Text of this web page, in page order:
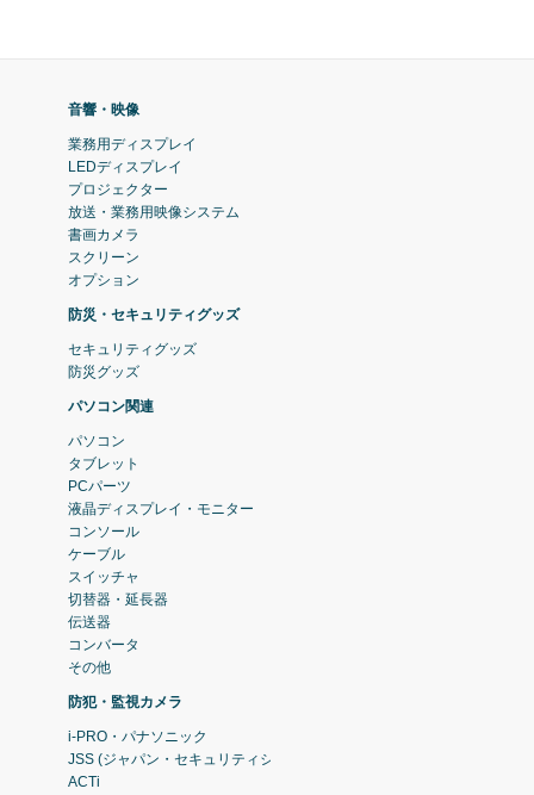
音響・映像
業務用ディスプレイ
LEDディスプレイ
プロジェクター
放送・業務用映像システム
書画カメラ
スクリーン
オプション
防災・セキュリティグッズ
セキュリティグッズ
防災グッズ
パソコン関連
パソコン
タブレット
PCパーツ
液晶ディスプレイ・モニター
コンソール
ケーブル
スイッチャ
切替器・延長器
伝送器
コンバータ
その他
防犯・監視カメラ
i-PRO・パナソニック
JSS (ジャパン・セキュリティシステム)
ACTi